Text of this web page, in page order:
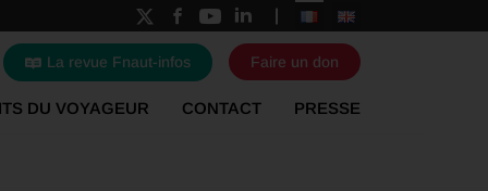
La revue Fnaut-infos Faire un don
DU VOYAGEUR CONTACT PRESSE